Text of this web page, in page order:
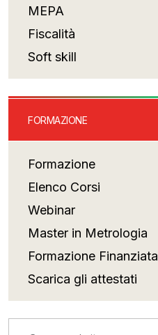
MEPA
Fiscalità
Soft skill
FORMAZIONE
Formazione
Elenco Corsi
Webinar
Master in Metrologia
Formazione Finanziata
Scarica gli attestati